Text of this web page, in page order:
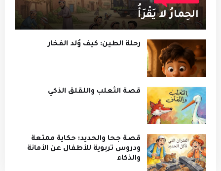
الحِمارُ لا يَقْرَأُ
رحلة الطين: كيف وُلد الفخار
قصة الثعلب واللقلق الذكي
قصة جحا والحديد: حكاية ممتعة
ودروس تربوية للأطفال عن الأمانة
والذكاء